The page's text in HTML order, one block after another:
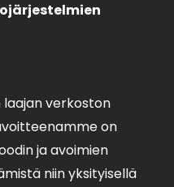
laajan verkoston
on
ja avoimien
niin yksityisellä